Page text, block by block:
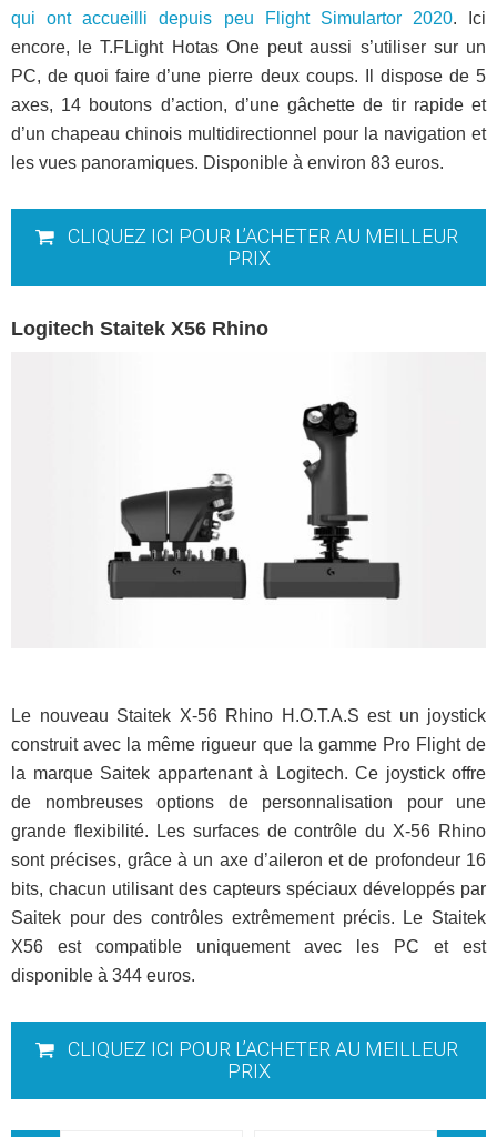
qui ont accueilli depuis peu Flight Simulartor 2020. Ici
encore, le T.FLight Hotas One peut aussi s’utiliser sur un
PC, de quoi faire d’une pierre deux coups. Il dispose de 5
axes, 14 boutons d’action, d’une gâchette de tir rapide et
d’un chapeau chinois multidirectionnel pour la navigation et
les vues panoramiques. Disponible à environ 83 euros.
CLIQUEZ ICI POUR L’ACHETER AU MEILLEUR
PRIX
Logitech Staitek X56 Rhino
Le nouveau Staitek X-56 Rhino H.O.T.A.S est un joystick
construit avec la même rigueur que la gamme Pro Flight de
la marque Saitek appartenant à Logitech. Ce joystick offre
de nombreuses options de personnalisation pour une
grande flexibilité. Les surfaces de contrôle du X-56 Rhino
sont précises, grâce à un axe d’aileron et de profondeur 16
bits, chacun utilisant des capteurs spéciaux développés par
Saitek pour des contrôles extrêmement précis. Le Staitek
X56 est compatible uniquement avec les PC et est
disponible à 344 euros.
CLIQUEZ ICI POUR L’ACHETER AU MEILLEUR
PRIX